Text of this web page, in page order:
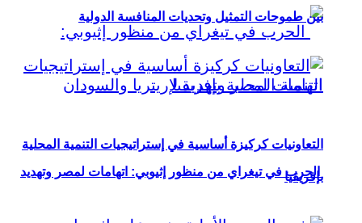
الحرب في تيغراي من منظور إثيوبي: اتهامات لمصر وتهديد
بين طموحات التمثيل وتحديات المنافسة الدولية
التعاونيات كركيزة أساسية في إستراتيجيات التنمية المحلية
بإفريقيا